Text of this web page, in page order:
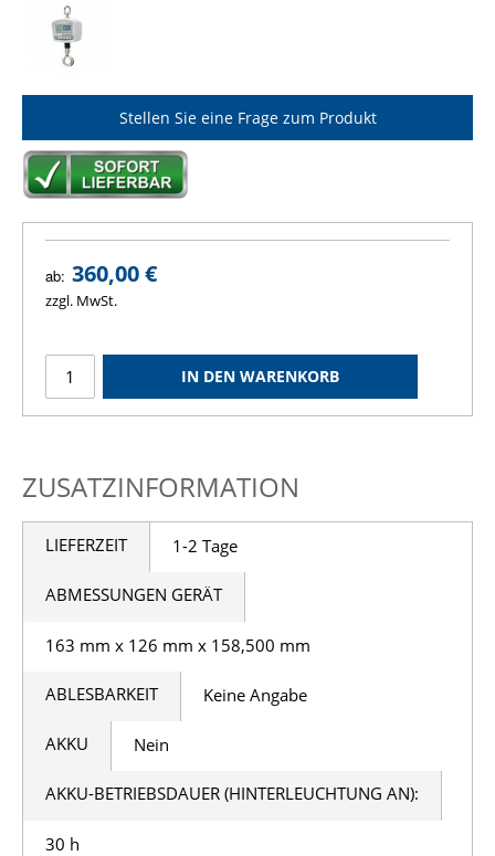
Stellen Sie eine Frage zum Produkt
ab: 360,00 €
zzgl. MwSt.
IN DEN WARENKORB
ZUSATZINFORMATION
LIEFERZEIT 1-2 Tage
ABMESSUNGEN GERÄT
163 mm x 126 mm x 158,500 mm
ABLESBARKEIT Keine Angabe
AKKU Nein
AKKU-BETRIEBSDAUER (HINTERLEUCHTUNG AN):
30 h